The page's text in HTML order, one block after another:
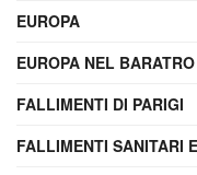
EUROPA
EUROPA NEL BARATRO
FALLIMENTI DI PARIGI
FALLIMENTI SANITARI